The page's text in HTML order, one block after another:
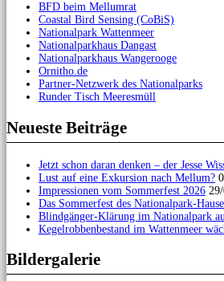
BFD beim Mellumrat
Coastal Bird Sensing (CoBiS)
Nationalpark Wattenmeer
Nationalparkhaus Dangast
Nationalparkhaus Wangerooge
Ornitho.de
Partner-Netzwerk des Nationalparks
Runder Tisch Meeresmüll
Neueste Beiträge
Jetzt schon daran denken – der Jesse
Lust auf eine Exkursion nach Mellum?
Impressionen vom Sommerfest 2026
Das Sommerfest des Nationalpark-
Blindgänger-Klärung im Nationalpark
Kegelrobbenbestand im Wattenmeer
Bildergalerie